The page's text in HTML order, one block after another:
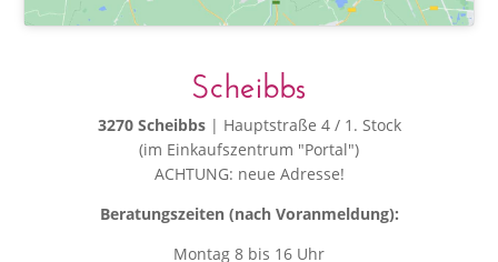
Scheibbs
3270 Scheibbs | Hauptstraße 4 / 1. Stock
(im Einkaufszentrum "Portal")
ACHTUNG: neue Adresse!
Beratungszeiten (nach Voranmeldung):
Montag 8 bis 16 Uhr